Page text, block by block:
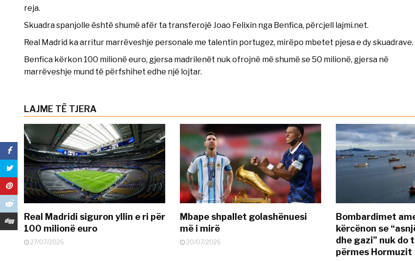
reja.
Skuadra spanjolle është shumë afër ta transferojë Joao Felixin nga Benfica, përcjell lajmi.net.
Real Madrid ka arritur marrëveshje personale me talentin portugez, mirëpo mbetet pjesa e dy skuadrave.
Benfica kërkon 100 milionë euro, gjersa madrilenët nuk ofrojnë më shumë se 50 milionë, gjersa në
marrëveshje mund të përfshihet edhe një lojtar.
LAJME TË TJERA
Real Madridi siguron yllin e ri për
100 milionë euro
27/07/2026
Mbape shpallet golashënuesi
më i mirë
20/07/2026
Bombardimet
kërcënon se
dhe gazi” nuk do
përmes Hormuzit